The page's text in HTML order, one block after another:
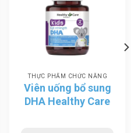
THỰC PHẨM CHỨC NĂNG
Viên uống bổ sung
DHA Healthy Care